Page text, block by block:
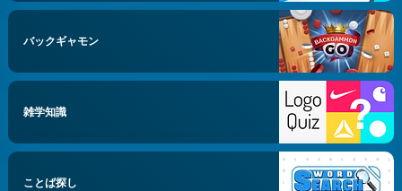
バックギャモン
雑学知識
ことば探し